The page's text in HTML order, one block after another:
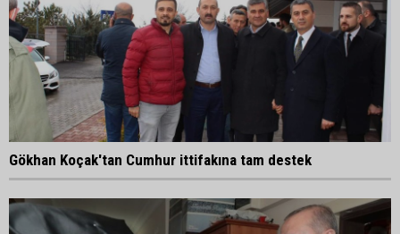
Gökhan Koçak'tan Cumhur ittifakına tam destek